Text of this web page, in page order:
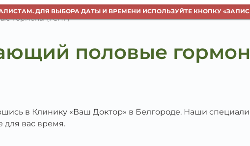
ДЛЯ ВЫБОРА ДАТЫ И ВРЕМЕНИ ИСПОЛЬЗУЙТЕ КНОПКУ
гормоны (ГСПГ)
половые
в Клинику «Ваш Доктор» в Белгороде. Наши
для вас время.